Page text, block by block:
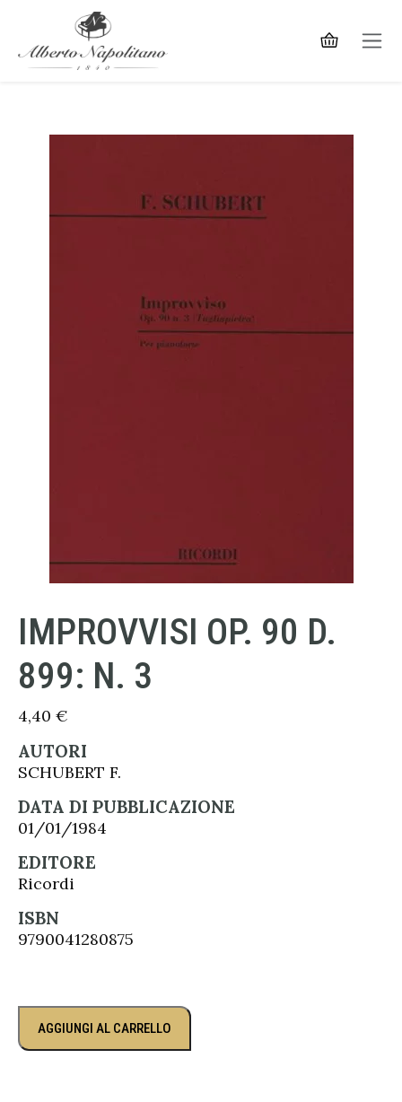
IMPROVVISI OP. 90 D.
899: N. 3
4,40 €
AUTORI
SCHUBERT F.
DATA DI PUBBLICAZIONE
01/01/1984
EDITORE
Ricordi
ISBN
9790041280875
AGGIUNGI AL CARRELLO